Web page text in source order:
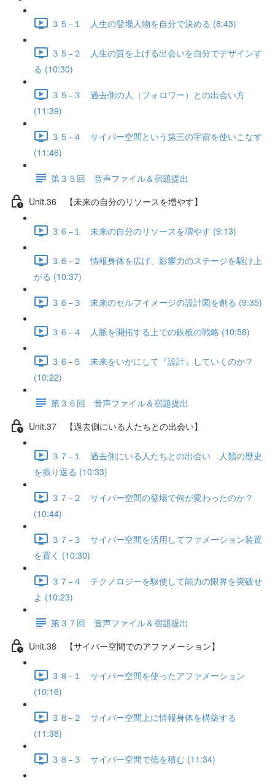
３５−１ 人生の登場人物を自分で決める (8:43)
３５−２ 人生の質を上げる出会いを自分でデザインす
る (10:30)
３５−３ 過去側の人（フォロワー）との出会い方
(11:39)
３５−４ サイバー空間という第三の宇宙を使いこなす
(11:46)
第３５回 音声ファイル＆宿題提出
Unit.36 【未来の自分のリソースを増やす】
３６−１ 未来の自分のリソースを増やす (9:13)
３６−２ 情報身体を広げ、影響力のステージを駆け上
がる (10:37)
３６−３ 未来のセルフイメージの設計図を創る (9:35)
３６−４ 人脈を開拓する上での鉄板の戦略 (10:58)
３６−５ 未来をいかにして『設計』していくのか？
(10:22)
第３６回 音声ファイル＆宿題提出
Unit.37 【過去側にいる人たちとの出会い】
３７−１ 過去側にいる人たちとの出会い 人類の歴史
を振り返る (10:33)
３７−２ サイバー空間の登場で何が変わったのか？
(10:44)
３７−３ サイバー空間を活用してファメーション装置
を置く (10:30)
３７−４ テクノロジーを駆使して能力の限界を突破せ
よ (10:23)
第３７回 音声ファイル＆宿題提出
Unit.38 【サイバー空間でのアファメーション】
３８−１ サイバー空間を使ったアファメーション
(10:16)
３８−２ サイバー空間上に情報身体を構築する
(11:38)
３８−３ サイバー空間で徳を積む (11:34)